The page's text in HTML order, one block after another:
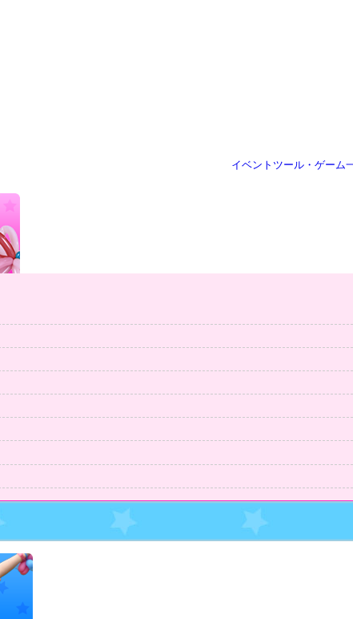
イベントツール・ゲーム